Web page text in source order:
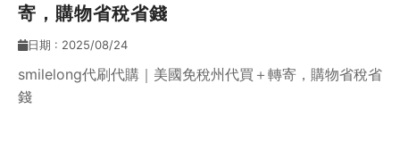
常見問題
最新公告
聯絡方式
寄，購物省稅省錢
日期 : 2025/08/24
smilelong代刷代購｜美國免稅州代買＋轉寄，購物省稅省
錢